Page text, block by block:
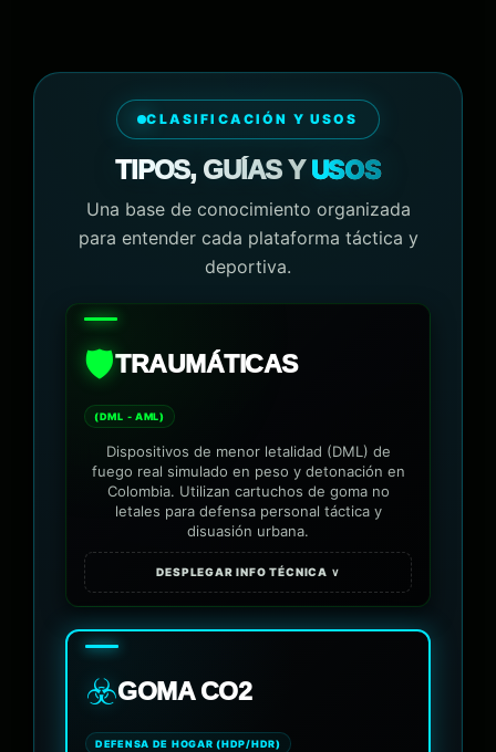
CLASIFICACIÓN Y USOS
TIPOS, GUÍAS YUSOS
Una base de conocimiento organizada
para entender cada plataforma táctica y
deportiva.
🛡️TRAUMÁTICAS
(DML - AML)
Dispositivos de menor letalidad (DML) de
fuego real simulado en peso y detonación en
Colombia. Utilizan cartuchos de goma no
letales para defensa personal táctica y
disuasión urbana.
DESPLEGAR INFO TÉCNICA ∨
☣️GOMA CO2
DEFENSA DE HOGAR (HDP/HDR)